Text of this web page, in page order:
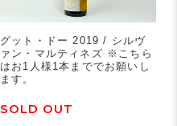
グット・ドー 2019 / シルヴ
ァン・マルティネズ ※こちら
はお1人様1本まででお願いし
ます。
SOLD OUT